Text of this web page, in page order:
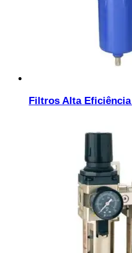
Filtros Alta Eficiência